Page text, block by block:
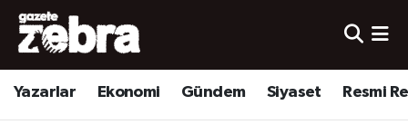
Yazarlar Ekonomi Gündem Siyaset Resmi
Yazarlar
Ekonomi
Nöbetçi Eczaneler
Hava Durumu